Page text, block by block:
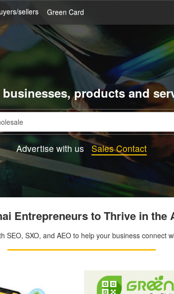
sellers Green Card
businesses, products and
Advertise with us Sales Contact
Entrepreneurs to Thrive in the
SXO, and AEO to help your business connect